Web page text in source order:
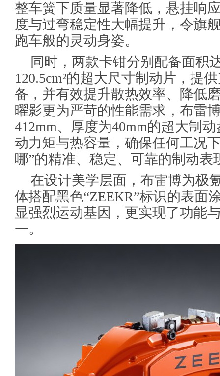
整车簧下质量显著降低，悬挂响
度与过弯稳定性大幅提升，令旗
跑车般的灵动身姿。
同时，两款卡钳分别配备面积
120.5cm²的超大尺寸制动片，提
备，并有效提升散热效率、降低
曜影更为严苛的性能需求，布雷
412mm、厚度为40mm的超大制
动力矩与热容量，确保任何工况
哪”的精准、稳定、可靠的制动表
在设计美学层面，布雷博为极
体搭配黑色“ZEEKR”标识的表面
显强烈运动基因，更实现了功能
一。